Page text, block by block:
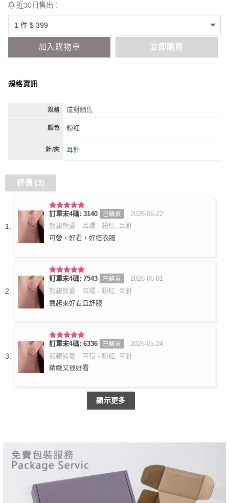
近30日售出：
加入購物車 立即購買
規格資訊
規格 成對銷售
顏色 粉紅
針/夾 耳針
評價 (3)
評分5滿
分 5
訂單末4碼: 3140 已購買
2026-06-22
熊親熊愛｜耳環 - 粉紅, 耳針
可愛，好看，好搭衣服
評分5滿
分 5
訂單末4碼: 7543 已購買
2026-06-01
熊親熊愛｜耳環 - 粉紅, 耳針
戴起來好看且舒服
評分5滿
分 5
訂單末4碼: 6336 已購買
2026-05-24
熊親熊愛｜耳環 - 粉紅, 耳針
精緻又很好看
顯示更多